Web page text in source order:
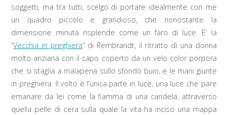
soggetti, ma tra tutti, scelgo di portare idealmente con me
un quadro piccolo e grandioso, che nonostante la
dimensione minuta risplende come un faro di luce. E’ la
“Vecchia in preghiera” di Rembrandt, il ritratto di una donna
molto anziana con il capo coperto da un velo color porpora
che si staglia a malapena sullo sfondo buio, e le mani giunte
in preghiera. Il volto è l’unica parte in luce, una luce che pare
emanare da lei come la fiamma di una candela, attraverso
quella pelle di cera sulla quale la vita ha inciso una mappa